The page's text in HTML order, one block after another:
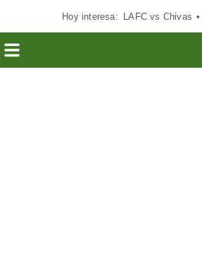
Hoy interesa: LAFC vs Chivas